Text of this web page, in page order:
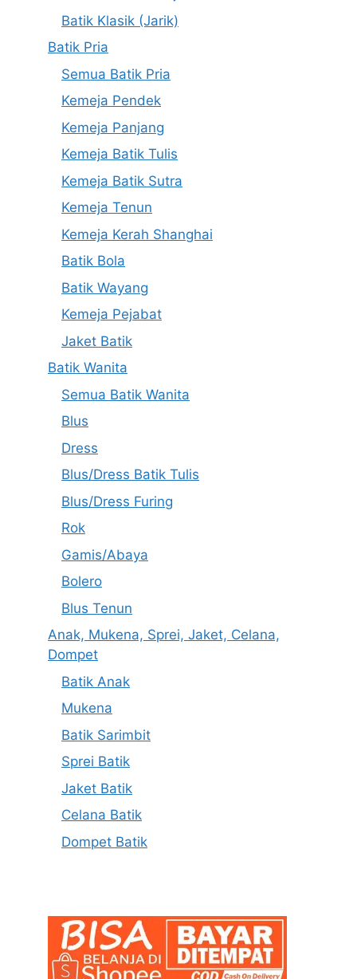
Batik Klasik (Jarik)
Batik Pria
Semua Batik Pria
Kemeja Pendek
Kemeja Panjang
Kemeja Batik Tulis
Kemeja Batik Sutra
Kemeja Tenun
Kemeja Kerah Shanghai
Batik Bola
Batik Wayang
Kemeja Pejabat
Jaket Batik
Batik Wanita
Semua Batik Wanita
Blus
Dress
Blus/Dress Batik Tulis
Blus/Dress Furing
Rok
Gamis/Abaya
Bolero
Blus Tenun
Anak, Mukena, Sprei, Jaket, Celana,
Dompet
Batik Anak
Mukena
Batik Sarimbit
Sprei Batik
Jaket Batik
Celana Batik
Dompet Batik